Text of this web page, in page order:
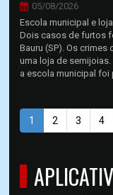
05/08/2026
Escola municipal e
Dois casos de furtos
Bauru (SP). Os
uma loja de
a escola municipal foi
1 2 3 4